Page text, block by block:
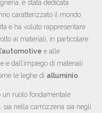
è stata dedicata
caratterizzato il mondo
e ha voluto rappresentare
ai materiali, in particolare
e alle
e dall’impiego di materiali
le leghe di alluminio
un ruolo fondamentale
, sia nella carrozzeria sia negli